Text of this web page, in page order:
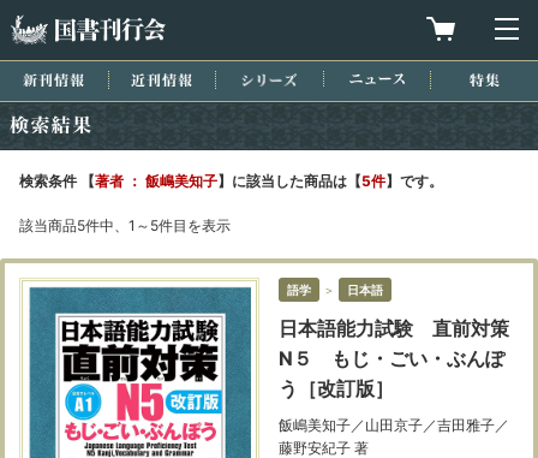
買物カゴを
新刊情報 近刊情報 シリーズ ニュース
検索条件 【著者 ： 飯嶋美知子】に該当した商品は【5件】です。
該当商品5件中、1～5件目を表示
語学 ＞ 日本語
日本語能力試験 直前対策
N５ もじ・ごい・ぶんぽ
う［改訂版］
飯嶋美知子／山田京子／吉田雅子／
藤野安紀子 著